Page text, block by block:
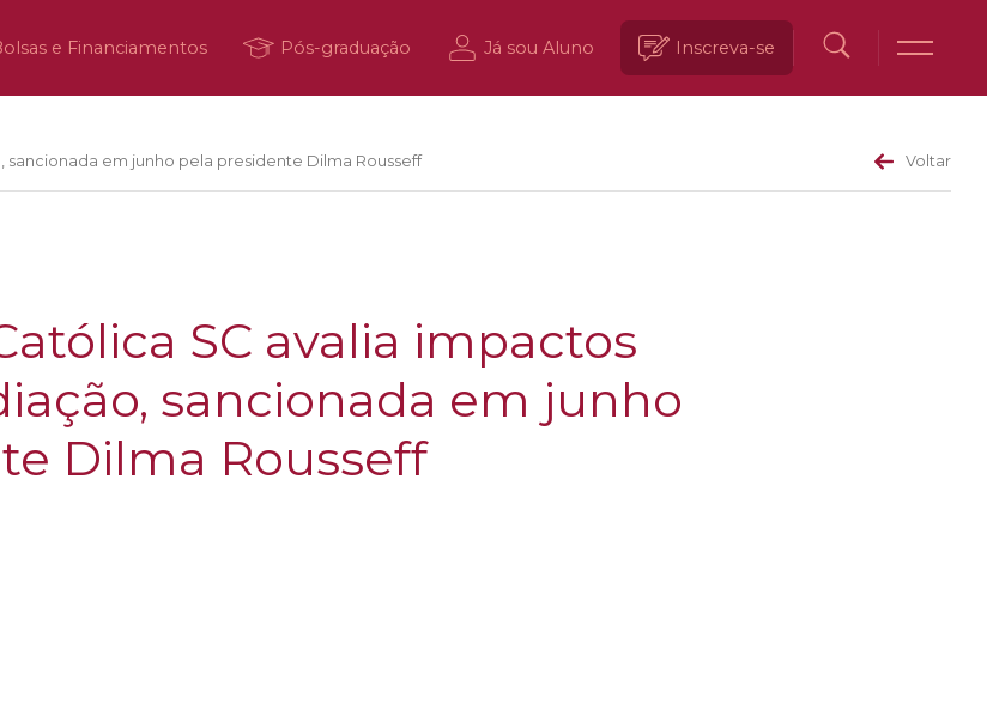
e Financiamentos Pós-graduação Já sou Aluno Inscreva-se
sancionada em junho pela presidente Dilma Rousseff Voltar
SC avalia impactos
sancionada em junho
Dilma Rousseff